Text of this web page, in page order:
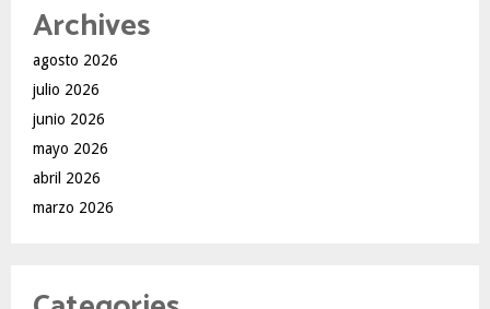
Archives
agosto 2026
julio 2026
junio 2026
mayo 2026
abril 2026
marzo 2026